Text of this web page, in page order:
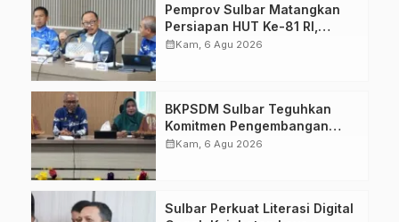
Pemprov Sulbar Matangkan
Persiapan HUT Ke-81 RI,
Puncak Upacara di Lapangan
calendar_monthKam, 6 Agu 2026
BKPSDM Sulbar Teguhkan
Komitmen Pengembangan
Kompetensi ASN melalui
calendar_monthKam, 6 Agu 2026
Sulbar Perkuat Literasi Digital